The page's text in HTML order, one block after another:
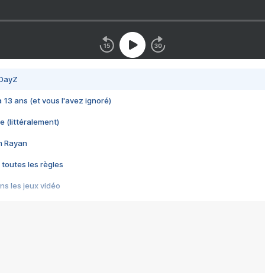
13 ans (et vous l'avez ignoré)
(littéralement)
Rayan
toutes les règles
les jeux vidéo